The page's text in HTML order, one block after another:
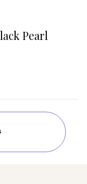
Pearl